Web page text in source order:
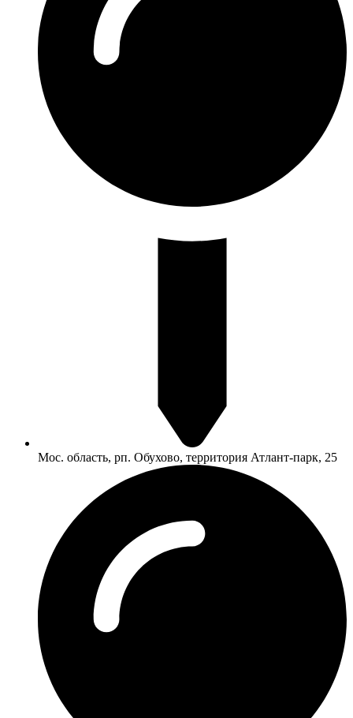
Мос. область, рп. Обухово, территория Атлант-парк, 25